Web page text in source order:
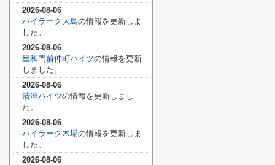
2026-08-06
ハイラーク大島の情報を更新しま
した。
2026-08-06
星和門前仲町ハイツの情報を更新
しました。
2026-08-06
清澄ハイツの情報を更新しまし
た。
2026-08-06
ハイラーク木場の情報を更新しま
した。
2026-08-06